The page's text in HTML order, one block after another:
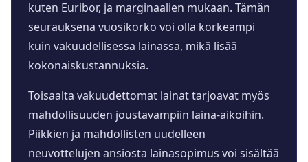
kuten Euribor, ja marginaalien mukaan. Tämän
seurauksena vuosikorko voi olla korkeampi
kuin vakuudellisessa lainassa, mikä lisää
kokonaiskustannuksia.
Toisaalta vakuudettomat lainat tarjoavat myös
mahdollisuuden joustavampiin laina-aikoihin.
Piikkien ja mahdollisten uudelleen
neuvottelujen ansiosta lainasopimus voi sisältää